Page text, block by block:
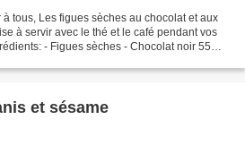
tous, Les figues sèches au chocolat et aux
à servir avec le thé et le café pendant vos
- Figues sèches - Chocolat noir 55%
et sésame